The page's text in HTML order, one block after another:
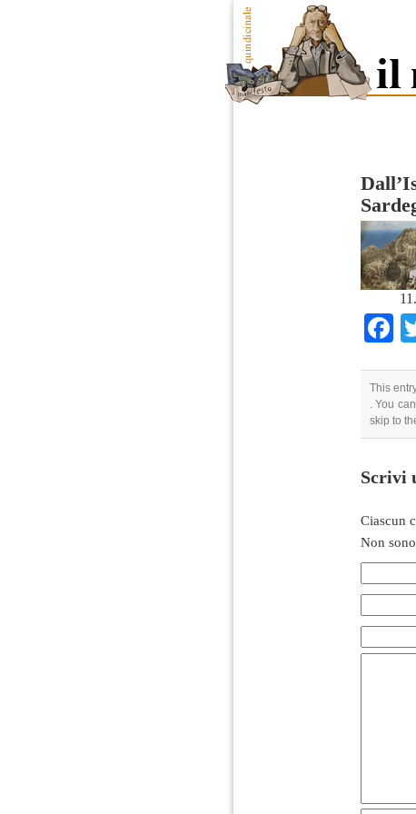
This
. You
skip to
Scrivi
Ciascun
Non